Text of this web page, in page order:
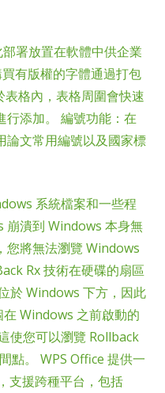
署放置在軟體中供企業
有版權的字體通過打包
表格內，表格周圍會快速
行添加。 編號功能：在
論文常用編號以及國家標
系統檔案和一些程
崩潰到 Windows 本身無
您將無法瀏覽 Windows
Rx 技術在硬碟的扇區
於 Windows 下方，因此
Windows 之前啟動的
使您可以瀏覽 Rollback
點。 WPS Office 提供一
支援跨種平台，包括